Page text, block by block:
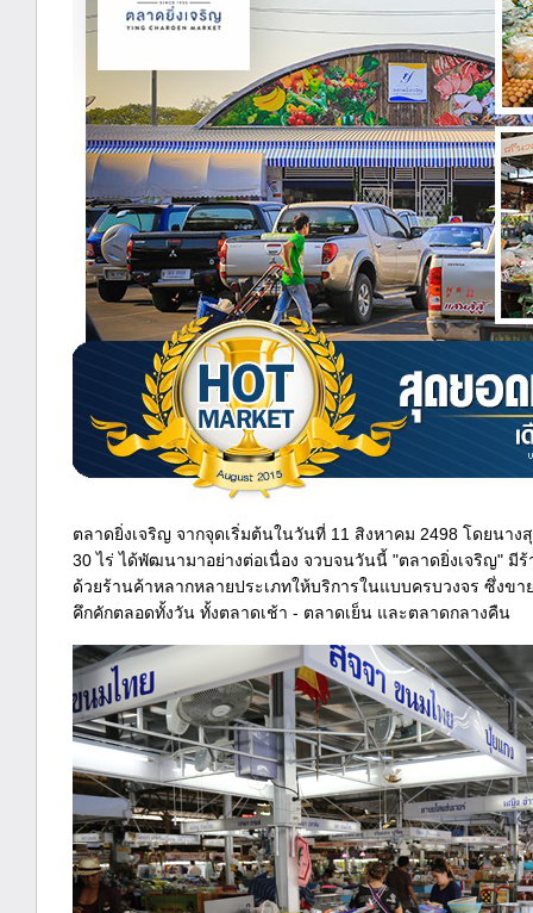
ตลาดยิ่งเจริญ จากจุดเริ่มต้นในวันที่ 11 สิงหาคม 2498 โดยนา
30 ไร่ ได้พัฒนามาอย่างต่อเนื่อง จวบจนวันนี้ "ตลาดยิ่งเจริญ" มี
ด้วยร้านค้าหลากหลายประเภทให้บริการในแบบครบวงจร ซึ่งข
คึกคักตลอดทั้งวัน ทั้งตลาดเช้า - ตลาดเย็น และตลาดกลางคืน